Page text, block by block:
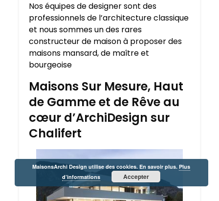
Nos équipes de designer sont des
professionnels de l’architecture classique
et nous sommes un des rares
constructeur de maison à proposer des
maisons mansard, de maître et
bourgeoise
Maisons Sur Mesure, Haut
de Gamme et de Rêve au
cœur d’ArchiDesign sur
Chalifert
MaisonsArchi Design utilise des cookies. En savoir plus.Plus
d’informations
Accepter